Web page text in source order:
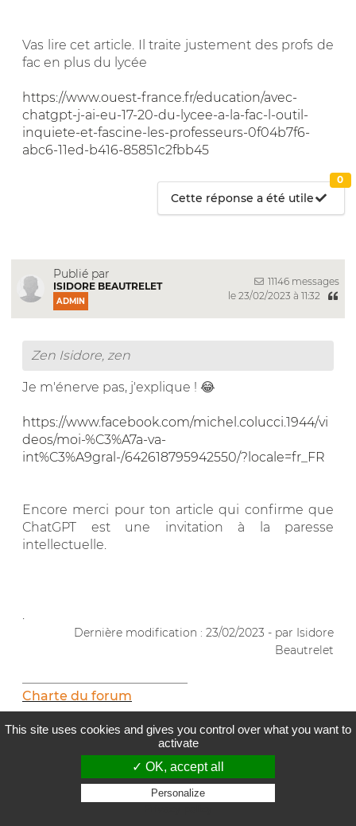
Vas lire cet article. Il traite justement des profs de
fac en plus du lycée
https://www.ouest-france.fr/education/avec-
chatgpt-j-ai-eu-17-20-du-lycee-a-la-fac-l-outil-
inquiete-et-fascine-les-professeurs-0f04b7f6-
abc6-11ed-b416-85851c2fbb45
Cette réponse a été utile
0
Publié par
ISIDORE BEAUTRELET
ADMIN
11146 messages
le 23/02/2023 à 11:32
Zen Isidore, zen
Je m'énerve pas, j'explique ! 😂
https://www.facebook.com/michel.colucci.1944/vi
deos/moi-%C3%A7a-va-
int%C3%A9gral-/642618795942550/?locale=fr_FR
Encore merci pour ton article qui confirme que
ChatGPT est une invitation à la paresse
intellectuelle.
.
Dernière modification : 23/02/2023 - par Isidore
Beautrelet
Charte du forum
Attendus filière droit
Les études de droit, c'est quoi ?
Méthodologies
This site uses cookies and gives you control over what you want to
activate
✓ OK, accept all
Personalize